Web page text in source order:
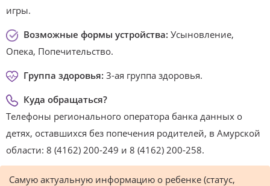
игры.
Возможные формы устройства: Усыновление,
Опека, Попечительство.
Группа здоровья: 3-ая группа здоровья.
Куда обращаться?
Телефоны регионального оператора банка данных о
детях, оставшихся без попечения родителей, в Амурской
области: 8 (4162) 200-249 и 8 (4162) 200-258.
Самую актуальную информацию о ребенке (статус,